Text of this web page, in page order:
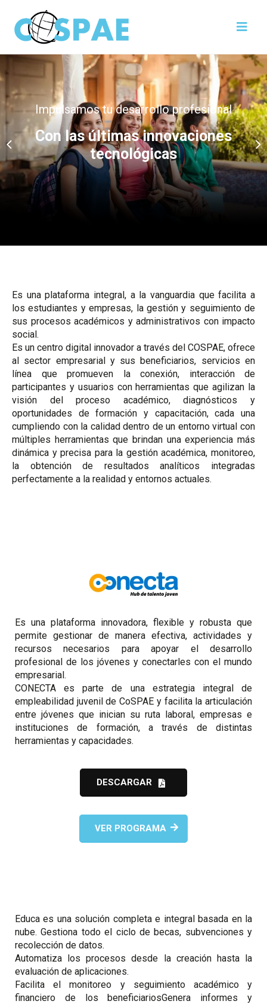
Impulsamos tu desarrollo profesional
Con las últimas innovaciones
tecnológicas
Es una plataforma integral, a la vanguardia que facilita a
los estudiantes y empresas, la gestión y seguimiento de
sus procesos académicos y administrativos con impacto
social.
Es un centro digital innovador a través del COSPAE, ofrece
al sector empresarial y sus beneficiarios, servicios en
línea que promueven la conexión, interacción de
participantes y usuarios con herramientas que agilizan la
visión del proceso académico, diagnósticos y
oportunidades de formación y capacitación, cada una
cumpliendo con la calidad dentro de un entorno virtual con
múltiples herramientas que brindan una experiencia más
dinámica y precisa para la gestión académica, monitoreo,
la obtención de resultados analíticos integradas
perfectamente a la realidad y entornos actuales.
Es una plataforma innovadora, flexible y robusta que
permite gestionar de manera efectiva, actividades y
recursos necesarios para apoyar el desarrollo
profesional de los jóvenes y conectarles con el mundo
empresarial.
CONECTA es parte de una estrategia integral de
empleabilidad juvenil de CoSPAE y facilita la articulación
entre jóvenes que inician su ruta laboral, empresas e
instituciones de formación, a través de distintas
herramientas y capacidades.
DESCARGAR
VER PROGRAMA
Educa es una solución completa e integral basada en la
nube. Gestiona todo el ciclo de becas, subvenciones y
recolección de datos.
Automatiza los procesos desde la creación hasta la
evaluación de aplicaciones.
Facilita el monitoreo y seguimiento académico y
financiero de los beneficiariosGenera informes y